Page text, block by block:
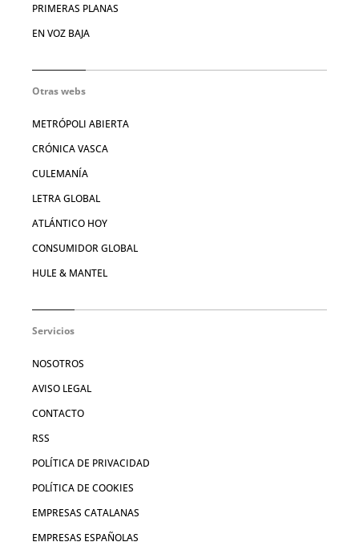
PRIMERAS PLANAS
EN VOZ BAJA
Otras webs
METRÓPOLI ABIERTA
CRÓNICA VASCA
CULEMANÍA
LETRA GLOBAL
ATLÁNTICO HOY
CONSUMIDOR GLOBAL
HULE & MANTEL
Servicios
NOSOTROS
AVISO LEGAL
CONTACTO
RSS
POLÍTICA DE PRIVACIDAD
POLÍTICA DE COOKIES
EMPRESAS CATALANAS
EMPRESAS ESPAÑOLAS